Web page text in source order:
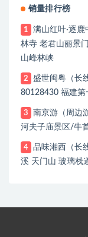
销量排行榜
1
满山红叶·逐
林寺 老君山丽景
山峰林峡
2
盛世闽粤（长
80128430 福建第
3
南京游（周边
河夫子庙景区/牛
4
品味湘西（长
溪 天门山 玻璃栈